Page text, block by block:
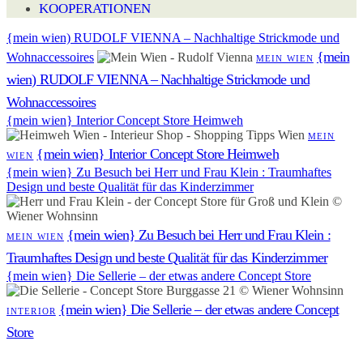
KOOPERATIONEN
{mein wien) RUDOLF VIENNA – Nachhaltige Strickmode und
Wohnaccessoires
MEIN WIEN {mein
wien) RUDOLF VIENNA – Nachhaltige Strickmode und
Wohnaccessoires
{mein wien} Interior Concept Store Heimweh
MEIN
WIEN {mein wien} Interior Concept Store Heimweh
{mein wien} Zu Besuch bei Herr und Frau Klein : Traumhaftes
Design und beste Qualität für das Kinderzimmer
MEIN WIEN {mein wien} Zu Besuch bei Herr und Frau Klein :
Traumhaftes Design und beste Qualität für das Kinderzimmer
{mein wien} Die Sellerie – der etwas andere Concept Store
INTERIOR {mein wien} Die Sellerie – der etwas andere Concept
Store